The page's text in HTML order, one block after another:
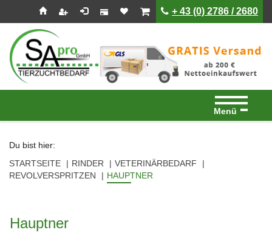
Seitenebreiche:
ist leerist leer+ 43 (0) 2786 / 2680
Menü
Du bist hier:
STARTSEITE
RINDER
VETERINÄRBEDARF
REVOLVERSPRITZEN
HAUPTNER
Hauptner